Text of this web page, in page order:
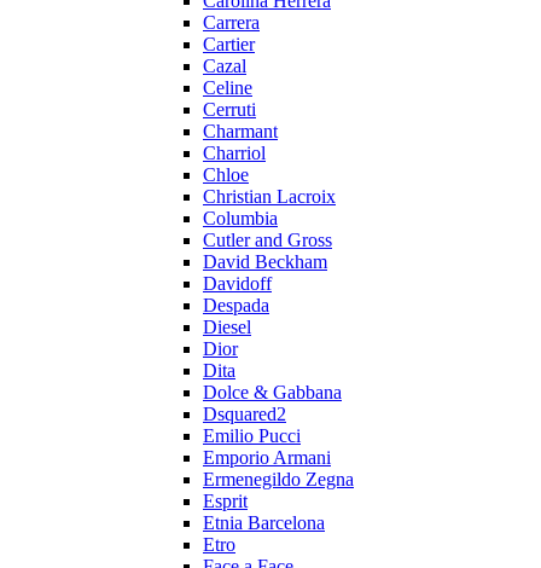
Carrera
Cartier
Cazal
Celine
Cerruti
Charmant
Charriol
Chloe
Christian Lacroix
Columbia
Cutler and Gross
David Beckham
Davidoff
Despada
Diesel
Dior
Dita
Dolce & Gabbana
Dsquared2
Emilio Pucci
Emporio Armani
Ermenegildo Zegna
Esprit
Etnia Barcelona
Etro